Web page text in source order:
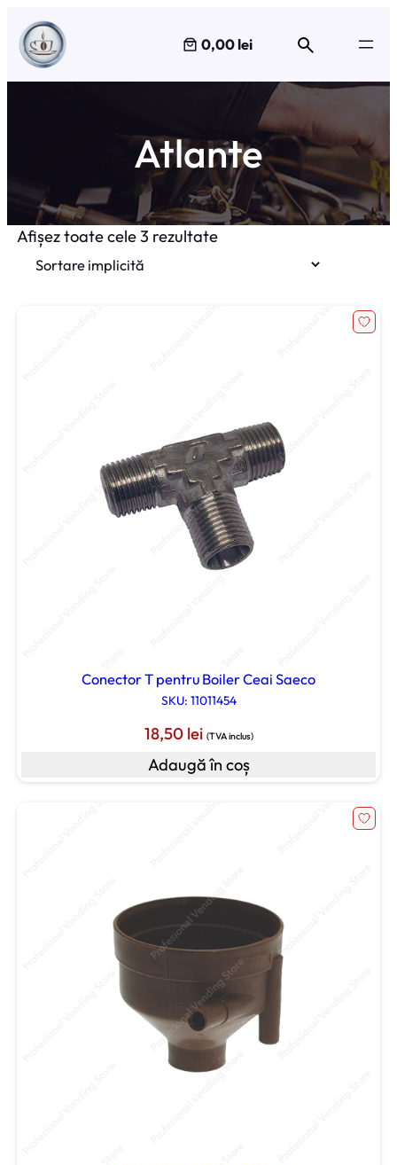
Sari
conținut
0,00 lei
Atlante
Afișez toate cele 3 rezultate
Conector T pentru Boiler Ceai Saeco
SKU: 11011454
18,50 lei (TVA inclus)
Adaugă în coș